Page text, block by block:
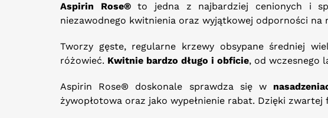
Aspirin Rose®to jedna z najbardziej cenionych i
niezawodnego kwitnienia oraz wyjątkowej odporności na
Tworzy gęste, regularne krzewy obsypane średniej
różowieć. Kwitnie bardzo długo i obficie, od wczesnego
Aspirin Rose® doskonale sprawdza się w
żywopłotowa oraz jako wypełnienie rabat. Dzięki